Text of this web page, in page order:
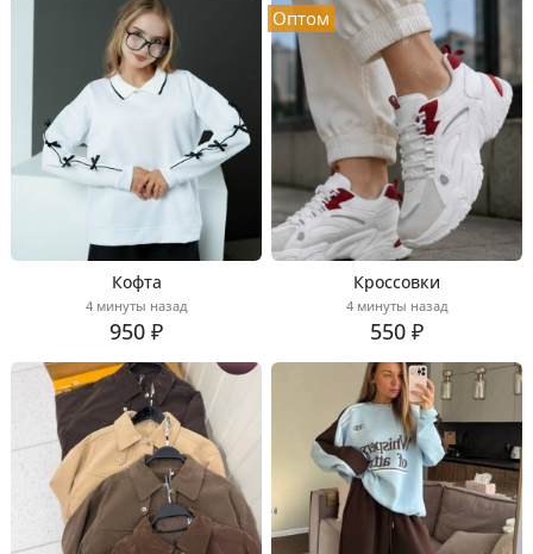
Кофта
4 минуты назад
950 ₽
Кроссовки
4 минуты назад
550 ₽
Оптом